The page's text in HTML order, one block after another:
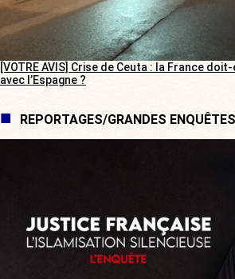
[VOTRE AVIS] Crise de Ceuta : la France
avec l’Espagne ?
REPORTAGES/GRANDES ENQUÊTES